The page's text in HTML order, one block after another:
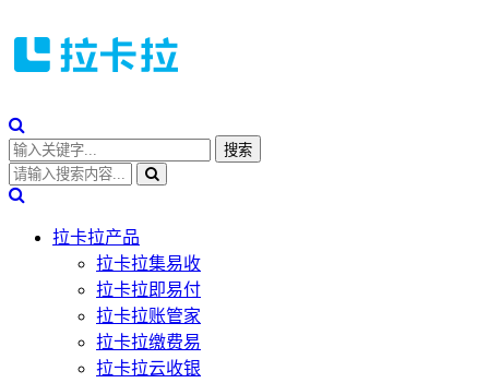
拉卡拉产品
拉卡拉集易收
拉卡拉即易付
拉卡拉账管家
拉卡拉缴费易
拉卡拉云收银